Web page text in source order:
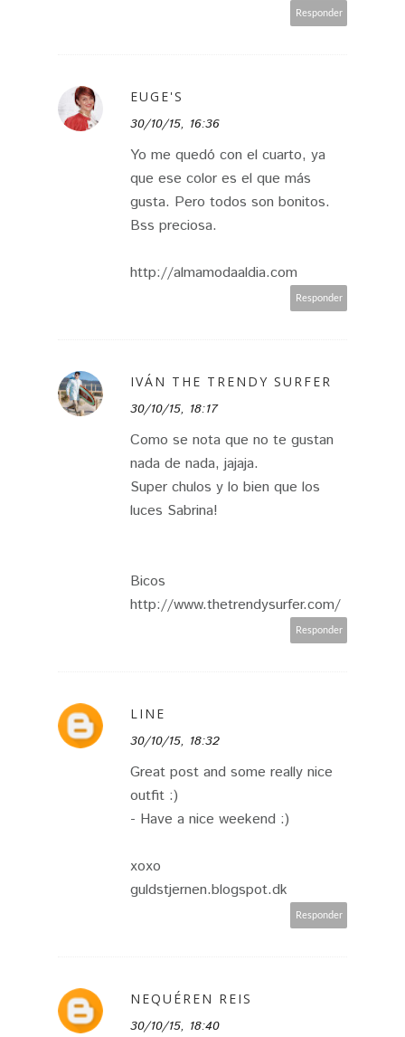
Responder
EUGE'S
30/10/15, 16:36
Yo me quedó con el cuarto, ya
que ese color es el que más
gusta. Pero todos son bonitos.
Bss preciosa.
http://almamodaaldia.com
Responder
IVÁN THE TRENDY SURFER
30/10/15, 18:17
Como se nota que no te gustan
nada de nada, jajaja.
Super chulos y lo bien que los
luces Sabrina!
Bicos
http://www.thetrendysurfer.com/
Responder
LINE
30/10/15, 18:32
Great post and some really nice
outfit :)
- Have a nice weekend :)
xoxo
guldstjernen.blogspot.dk
Responder
NEQUÉREN REIS
30/10/15, 18:40